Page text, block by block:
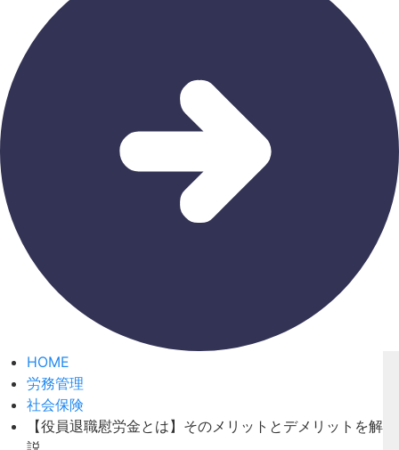
HOME
労務管理
社会保険
【役員退職慰労金とは】そのメリットとデメリットを解